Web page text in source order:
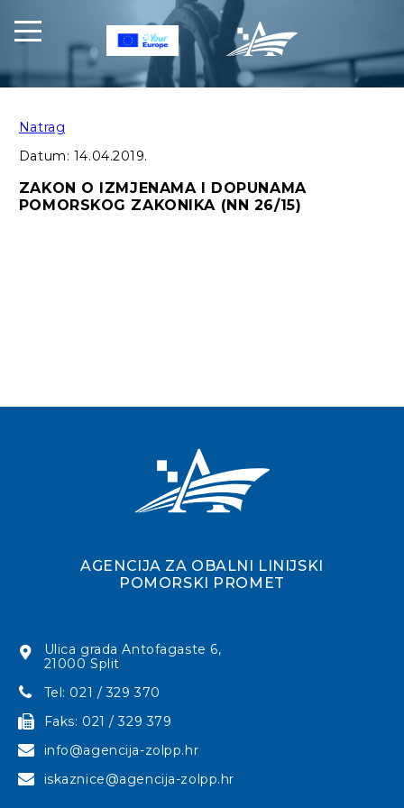
Natrag
Datum: 14.04.2019.
ZAKON O IZMJENAMA I DOPUNAMA
POMORSKOG ZAKONIKA (NN 26/15)
AGENCIJA ZA OBALNI LINIJSKI
POMORSKI PROMET
Ulica grada Antofagaste 6,
21000 Split
Tel: 021 / 329 370
Faks: 021 / 329 379
info@agencija-zolpp.hr
iskaznice@agencija-zolpp.hr